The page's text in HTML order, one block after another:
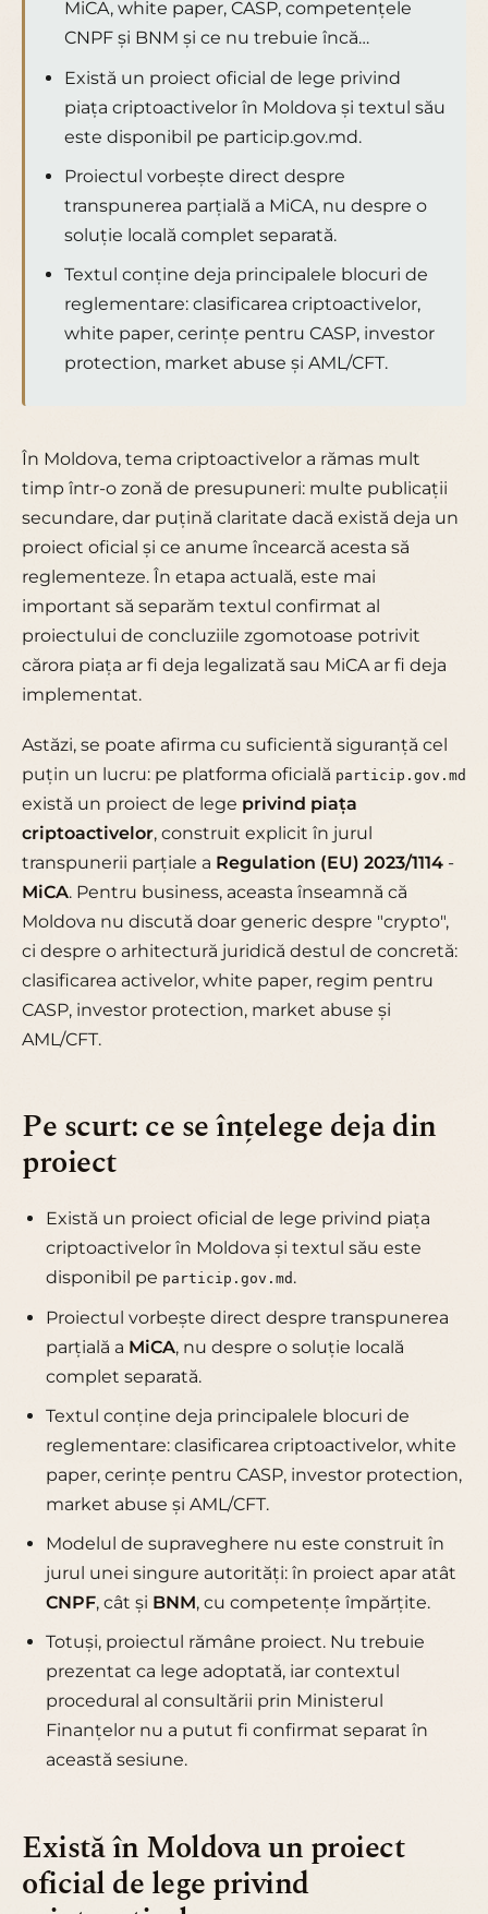
MiCA, white paper, CASP, competențele
CNPF și BNM și ce nu trebuie încă…
Există un proiect oficial de lege privind
piața criptoactivelor în Moldova și textul său
este disponibil pe particip.gov.md.
Proiectul vorbește direct despre
transpunerea parțială a MiCA, nu despre o
soluție locală complet separată.
Textul conține deja principalele blocuri de
reglementare: clasificarea criptoactivelor,
white paper, cerințe pentru CASP, investor
protection, market abuse și AML/CFT.
În Moldova, tema criptoactivelor a rămas mult
timp într-o zonă de presupuneri: multe publicații
secundare, dar puțină claritate dacă există deja un
proiect oficial și ce anume încearcă acesta să
reglementeze. În etapa actuală, este mai
important să separăm textul confirmat al
proiectului de concluziile zgomotoase potrivit
cărora piața ar fi deja legalizată sau MiCA ar fi deja
implementat.
Astăzi, se poate afirma cu suficientă siguranță cel
puțin un lucru: pe platforma oficială particip.gov.md
există un proiect de lege privind piața
criptoactivelor, construit explicit în jurul
transpunerii parțiale a Regulation (EU) 2023/1114 -
MiCA. Pentru business, aceasta înseamnă că
Moldova nu discută doar generic despre "crypto",
ci despre o arhitectură juridică destul de concretă:
clasificarea activelor, white paper, regim pentru
CASP, investor protection, market abuse și
AML/CFT.
Pe scurt: ce se înțelege deja din
proiect
Există un proiect oficial de lege privind piața
criptoactivelor în Moldova și textul său este
disponibil pe particip.gov.md .
Proiectul vorbește direct despre transpunerea
parțială a MiCA, nu despre o soluție locală
complet separată.
Textul conține deja principalele blocuri de
reglementare: clasificarea criptoactivelor, white
paper, cerințe pentru CASP, investor protection,
market abuse și AML/CFT.
Modelul de supraveghere nu este construit în
jurul unei singure autorități: în proiect apar atât
CNPF, cât și BNM, cu competențe împărțite.
Totuși, proiectul rămâne proiect. Nu trebuie
prezentat ca lege adoptată, iar contextul
procedural al consultării prin Ministerul
Finanțelor nu a putut fi confirmat separat în
această sesiune.
Există în Moldova un proiect
oficial de lege privind